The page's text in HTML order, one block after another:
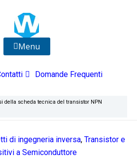
Menu
Domande Frequenti
della scheda tecnica del transistor NPN
di ingegneria inversa, Transistor e
a Semiconduttore